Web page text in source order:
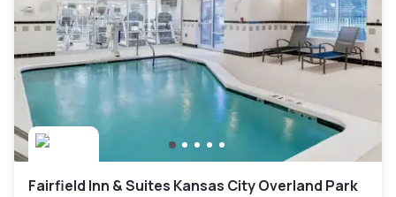
Fairfield Inn & Suites Kansas City Overland Park